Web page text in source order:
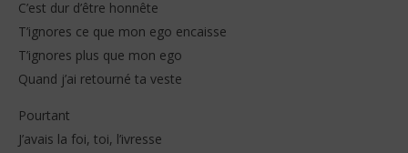
C’est dur d’être honnête
T’ignores ce que mon ego encaisse
T’ignores plus que mon ego
Quand j’ai retourné ta veste
Pourtant
J’avais la foi, toi, l’ivresse